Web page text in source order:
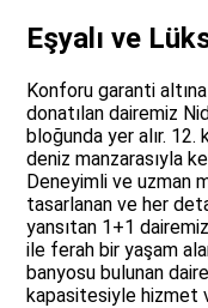
Eşyalı ve
Konforu garanti
donatılan dairemiz
bloğunda yer alır.
deniz manzarasıyla
Deneyimli ve uzman
tasarlanan ve her
yansıtan 1+1
ile ferah bir yaşam
banyosu bulunan
kapasitesiyle hizmet